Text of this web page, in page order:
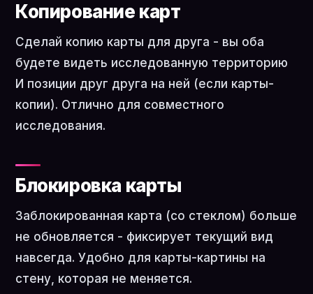
Копирование карт
Сделай копию карты для друга - вы оба
будете видеть исследованную территорию
И позиции друг друга на ней (если карты-
копии). Отлично для совместного
исследования.
Блокировка карты
Заблокированная карта (со стеклом) больше
не обновляется - фиксирует текущий вид
навсегда. Удобно для карты-картины на
стену, которая не меняется.